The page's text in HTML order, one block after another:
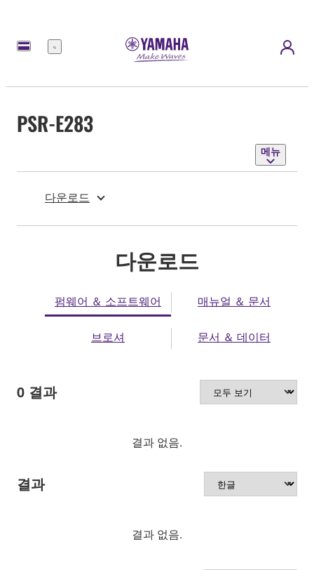
메
PSR-E283
메뉴
다운로드
다운로드
펌웨어 ＆ 소프트웨어 매뉴얼 ＆ 문서
브로셔 문서 ＆ 데이터
0 결과
결과 없음.
결과
결과 없음.